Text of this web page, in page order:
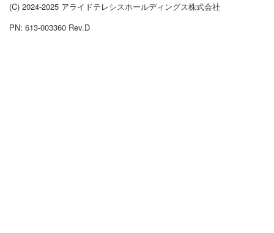
(C) 2024-2025 アライドテレシスホールディングス株式会社
PN: 613-003360 Rev.D